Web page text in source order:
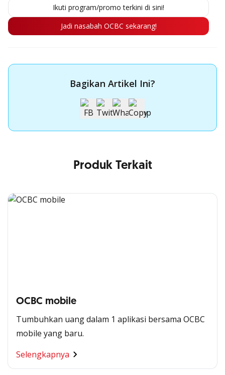
Ikuti program/promo terkini di sini!
Jadi nasabah OCBC sekarang!
Bagikan Artikel Ini?
Produk Terkait
OCBC mobile
Tumbuhkan uang dalam 1 aplikasi bersama OCBC
mobile yang baru.
Selengkapnya